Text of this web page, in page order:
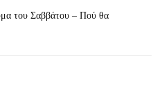
του Σαββάτου – Πού θα